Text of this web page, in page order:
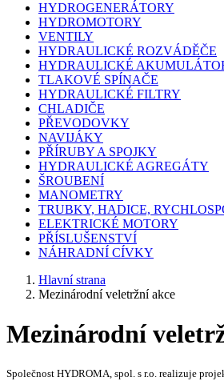
HYDROGENERÁTORY
HYDROMOTORY
VENTILY
HYDRAULICKÉ ROZVÁDĚČE
HYDRAULICKÉ
TLAKOVÉ SPÍNAČE
HYDRAULICKÉ FILTRY
CHLADIČE
PŘEVODOVKY
NAVIJÁKY
PŘÍRUBY A SPOJKY
HYDRAULICKÉ AGREGÁTY
ŠROUBENÍ
MANOMETRY
TRUBKY, HADICE,
ELEKTRICKÉ MOTORY
PŘÍSLUŠENSTVÍ
NÁHRADNÍ CÍVKY
Hlavní strana
Mezinárodní veletržní akce
Mezinárodní
Společnost HYDROMA, spol. s r.o. realizuje